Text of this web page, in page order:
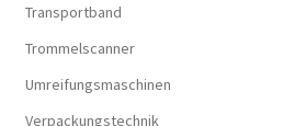
Transportband
Trommelscanner
Umreifungsmaschinen
Verpackungstechnik